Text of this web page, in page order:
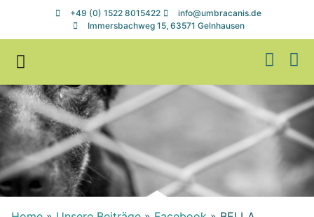
+49 (0) 1522 8015422
info@umbracanis.de
Immersbachweg 15, 63571 Gelnhausen